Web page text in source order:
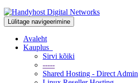
Lülitage navigeerimine
Avaleht
Kauplus
Sirvi kõiki
-----
Shared Hosting - Direct Admin